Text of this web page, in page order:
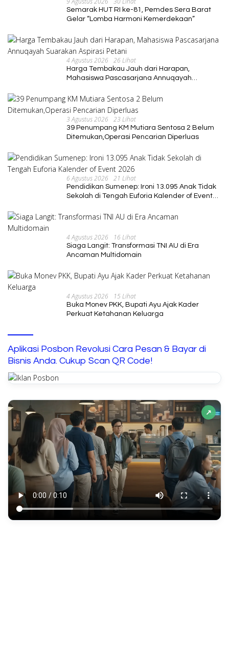
Semarak HUT RI ke-81, Pemdes Sera Barat
Gelar “Lomba Harmoni Kemerdekaan”
4 Agustus 2026 26 Lihat
Harga Tembakau Jauh dari Harapan,
Mahasiswa Pascasarjana Annuqayah
3 Agustus 2026 23 Lihat
39 Penumpang KM Mutiara Sentosa 2 Belum
Ditemukan,Operasi Pencarian Diperluas
6 Agustus 2026 21 Lihat
Pendidikan Sumenep: Ironi 13.095 Anak Tidak
Sekolah di Tengah Euforia Kalender of Event
4 Agustus 2026 16 Lihat
Siaga Langit: Transformasi TNI AU di Era
Ancaman Multidomain
4 Agustus 2026 15 Lihat
Buka Monev PKK, Bupati Ayu Ajak Kader
Perkuat Ketahanan Keluarga
Aplikasi Posbon Revolusi Cara Pesan & Bayar di
Bisnis Anda. Cukup Scan QR Code!
↗